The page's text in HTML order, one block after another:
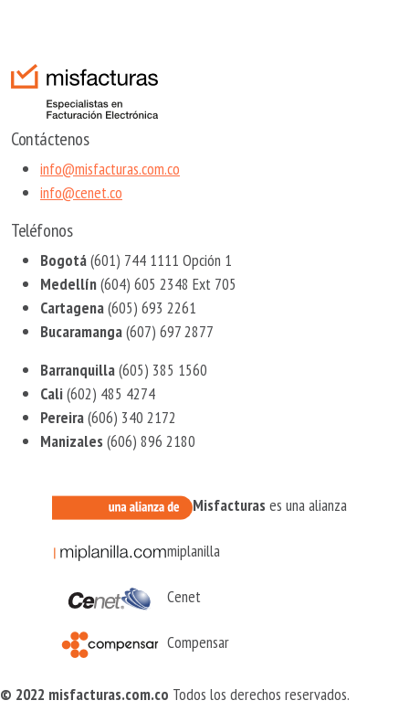
Contáctenos
info@misfacturas.com.co
info@cenet.co
Teléfonos
Bogotá(601) 744 1111 Opción 1
Medellín(604) 605 2348 Ext 705
Cartagena(605) 693 2261
Bucaramanga(607) 697 2877
Barranquilla(605) 385 1560
Cali(602) 485 4274
Pereira(606) 340 2172
Manizales (606) 896 2180
Misfacturas es una alianza
miplanilla
Cenet
Compensar
© 2022 misfacturas.com.co Todos los derechos reservados.